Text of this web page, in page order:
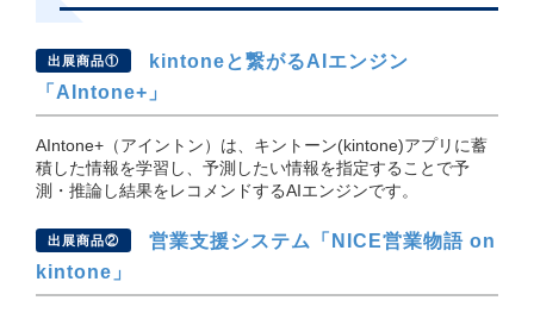
出展商品①
kintoneと繋がるAIエンジン
「AIntone+」
AIntone+（アイントン）は、キントーン(kintone)アプリに蓄
積した情報を学習し、予測したい情報を指定することで予
測・推論し結果をレコメンドするAIエンジンです。
出展商品②
営業支援システム「NICE営業物語 on
kintone」